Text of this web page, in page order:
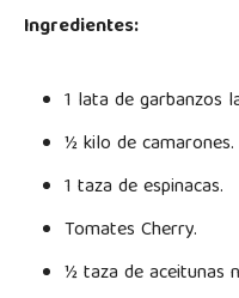
Ingredientes:
1 lata de garbanzos
½ kilo de camarones.
1 taza de espinacas.
Tomates Cherry.
½ taza de aceitunas